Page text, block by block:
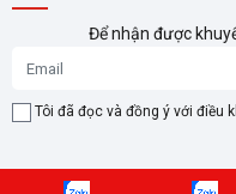
Để nhận được
Tôi đã đọc và đồng ý với điều